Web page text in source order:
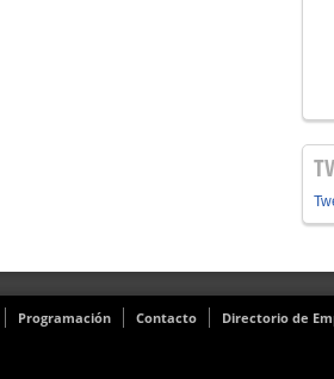
Programación Contacto Directorio de